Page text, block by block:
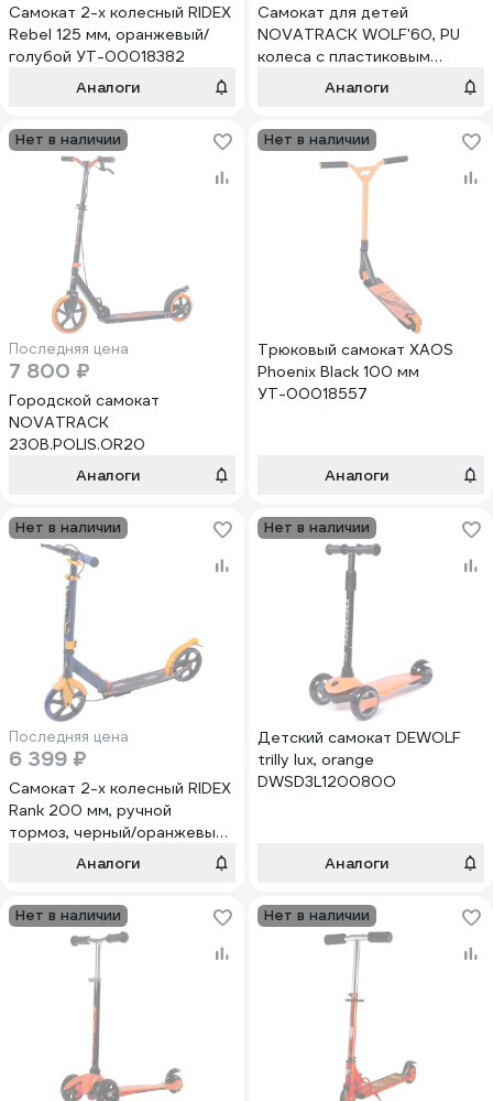
Самокат 2-х колесный RIDEX
Rebel 125 мм, оранжевый/
голубой УТ-00018382
Аналоги
Самокат для детей
NOVATRACK WOLF'60, PU
колеса с пластиковым
ободом 100P.WOLF.BGR22
Аналоги
Нет в наличии
Последняя цена
7 800 ₽
Городской самокат
NOVATRACK
230B.POLIS.OR20
Аналоги
Нет в наличии
Трюковый самокат XAOS
Phoenix Black 100 мм
УТ-00018557
Аналоги
Нет в наличии
Последняя цена
6 399 ₽
Самокат 2-х колесный RIDEX
Rank 200 мм, ручной
тормоз, черный/оранжевый
УТ-00018402Аналоги
Нет в наличии
Детский самокат DEWOLF
trilly lux, orange
DWSD3L120080O
Аналоги
Нет в наличии Нет в наличии